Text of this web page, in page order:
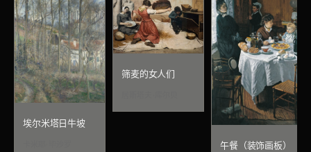
埃尔米塔日牛坡
筛麦的女人们
午餐（装饰画板）